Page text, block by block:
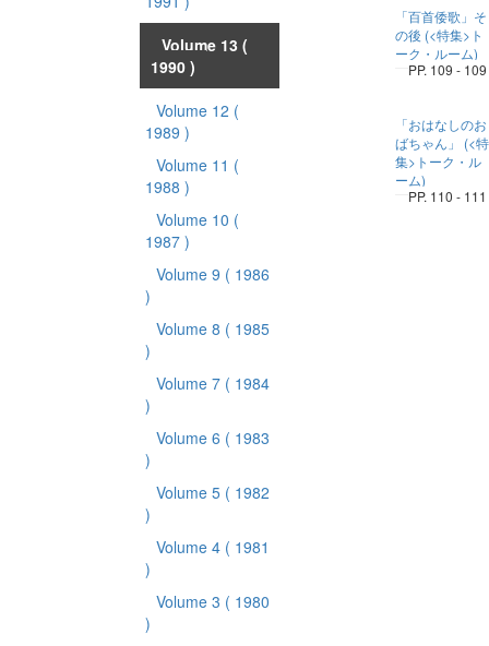
Volume 13 (
1990 )
Volume 12 (
1989 )
Volume 11 (
1988 )
Volume 10 (
1987 )
Volume 9 ( 1986
)
Volume 8 ( 1985
)
Volume 7 ( 1984
)
Volume 6 ( 1983
)
Volume 5 ( 1982
)
Volume 4 ( 1981
)
Volume 3 ( 1980
)
「百首倭歌」そ
の後 (<特集>ト
ーク・ルーム)
PP. 109 - 109
「おはなしのお
ばちゃん」 (<特
集>トーク・ル
ーム)
PP. 110 - 111